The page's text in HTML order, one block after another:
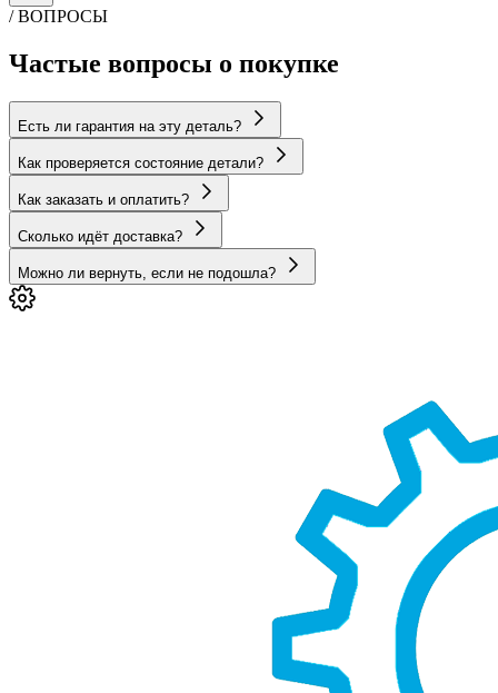
/ ВОПРОСЫ
Частые вопросы о покупке
Есть ли гарантия на эту деталь?
Как проверяется состояние детали?
Как заказать и оплатить?
Сколько идёт доставка?
Можно ли вернуть, если не подошла?